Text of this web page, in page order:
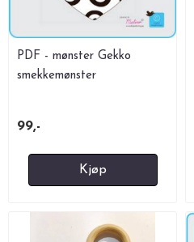
PDF - mønster Gekko
smekkemønster
99,-
Kjøp